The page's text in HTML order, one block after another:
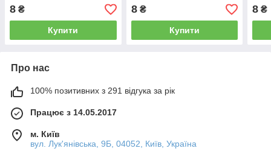
8 ₴
Купити
8₴
Купити
8 ₴
Про нас
100% позитивних з 291 відгука за рік
Працює з 14.05.2017
м. Київ
вул. Лук'янівська, 9Б, 04052, Київ, Україна